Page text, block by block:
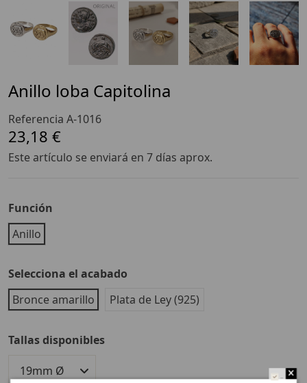
Anillo loba Capitolina
Referencia A-1016
23,18 €
Este artículo se enviará en 7 días aprox.
Función
Anillo
Selecciona el acabado
Bronce amarillo
Plata de Ley (925)
Tallas disponibles